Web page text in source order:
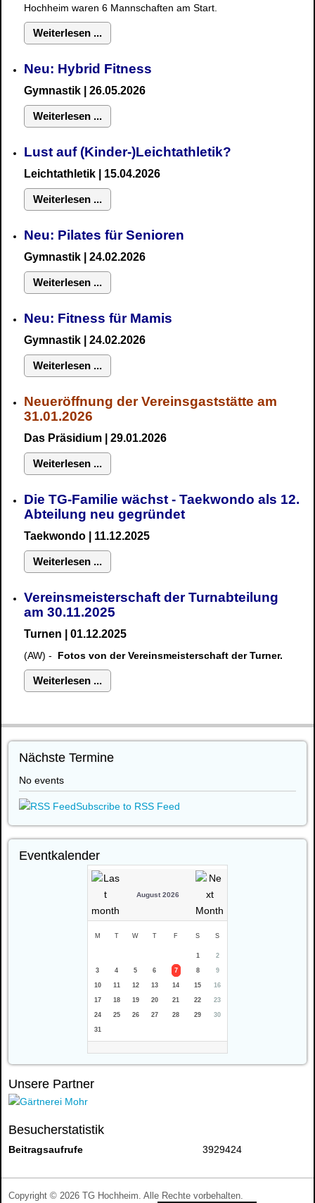
Hochheim waren 6 Mannschaften am Start.
Weiterlesen ...
Neu: Hybrid Fitness
Gymnastik | 26.05.2026
Weiterlesen ...
Lust auf (Kinder-)Leichtathletik?
Leichtathletik | 15.04.2026
Weiterlesen ...
Neu: Pilates für Senioren
Gymnastik | 24.02.2026
Weiterlesen ...
Neu: Fitness für Mamis
Gymnastik | 24.02.2026
Weiterlesen ...
Neueröffnung der Vereinsgaststätte am
31.01.2026
Das Präsidium | 29.01.2026
Weiterlesen ...
Die TG-Familie wächst - Taekwondo als 12.
Abteilung neu gegründet
Taekwondo | 11.12.2025
Weiterlesen ...
Vereinsmeisterschaft der Turnabteilung
am 30.11.2025
Turnen | 01.12.2025
(AW) - Fotos von der Vereinsmeisterschaft der Turner.
Weiterlesen ...
Nächste Termine
No events
Subscribe to RSS Feed
Eventkalender
August 2026
M T W T F S S
1 2
3 4 5 6 7 8 9
10 11 12 13 14 15 16
17 18 19 20 21 22 23
24 25 26 27 28 29 30
31
Unsere Partner
Besucherstatistik
Beitragsaufrufe 3929424
Copyright © 2026 TG Hochheim. Alle Rechte vorbehalten.